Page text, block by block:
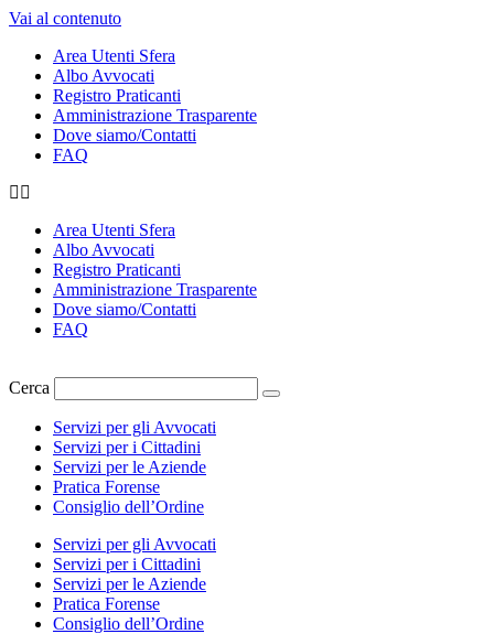
Vai al contenuto
Area Utenti Sfera
Albo Avvocati
Registro Praticanti
Amministrazione Trasparente
Dove siamo/Contatti
FAQ
Area Utenti Sfera
Albo Avvocati
Registro Praticanti
Amministrazione Trasparente
Dove siamo/Contatti
FAQ
Cerca
Servizi per gli Avvocati
Servizi per i Cittadini
Servizi per le Aziende
Pratica Forense
Consiglio dell’Ordine
Servizi per gli Avvocati
Servizi per i Cittadini
Servizi per le Aziende
Pratica Forense
Consiglio dell’Ordine